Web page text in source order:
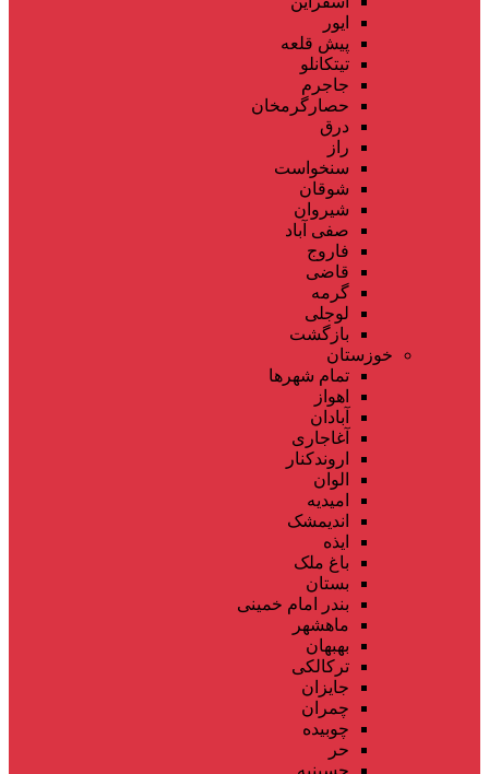
ایور
پیش قلعه
تیتکانلو
جاجرم
حصارگرمخان
درق
راز
سنخواست
شوقان
شیروان
صفی آباد
فاروج
قاضی
گرمه
لوجلی
بازگشت
خوزستان
تمام شهر‌ها
اهواز
آبادان
آغاجاری
اروندکنار
الوان
امیدیه
اندیمشک
ایذه
باغ ملک
بستان
بندر امام خمینی
ماهشهر
بهبهان
ترکالکی
جایزان
چمران
چوبیده
حر
حسینیه